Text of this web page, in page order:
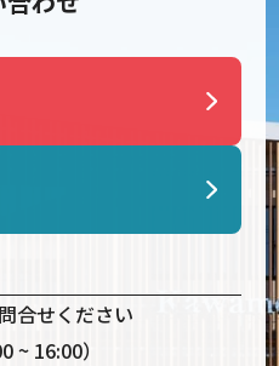
合せください
~ 16:00）